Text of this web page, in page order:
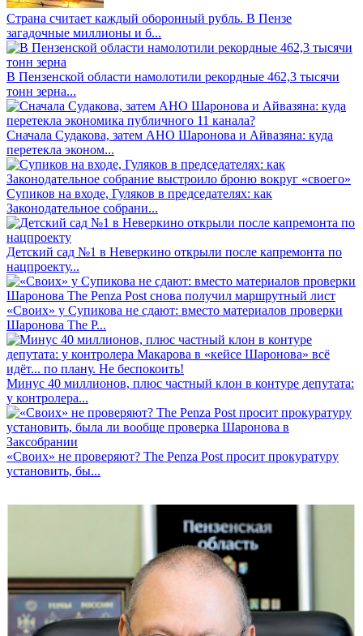
Страна считает каждый оборонный рубль. В Пензе
загадочные миллионы и б...
В Пензенской области намолотили рекордные 462,3 тысячи
тонн зерна...
Сначала Судакова, затем АНО Шаронова и Айвазяна: куда
перетекла эконом...
Супиков на входе, Гуляков в председателях: как
Законодательное собрани...
Детский сад №1 в Неверкино открыли после капремонта по
нацпроекту...
«Своих» у Супикова не сдают: вместо материалов проверки
Шаронова The P...
Минус 40 миллионов, плюс частный клон в контуре депутата:
у контролера...
«Своих» не проверяют? The Penza Post просит прокуратуру
установить, бы...